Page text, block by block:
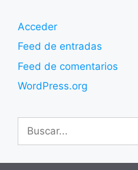
Acceder
Feed de entradas
Feed de comentarios
WordPress.org
Buscar: